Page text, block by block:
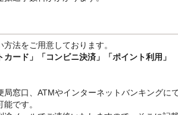
法をご用意しております。
カード」「コンビニ決済」「ポイント利用」
局窓口、ATMやインターネットバンキングに
です。